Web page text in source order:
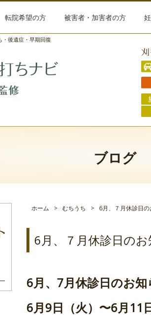
後遺症・早期回復
転院希望の方 被害者・加害者の方
ブログ
ホーム > むちうち > 6月、７月休診日
6月、７月休診日の
6月、7月休診日のお知
6月9日（火）〜6月11